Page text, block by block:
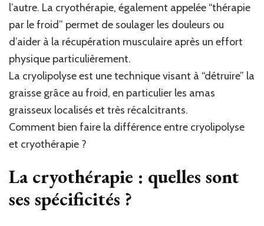
l’autre. La cryothérapie, également appelée “thérapie
par le froid” permet de soulager les douleurs ou
d’aider à la récupération musculaire après un effort
physique particulièrement.
La cryolipolyse est une technique visant à “détruire” la
graisse grâce au froid, en particulier les amas
graisseux localisés et très récalcitrants.
Comment bien faire la différence entre cryolipolyse
et cryothérapie ?
La cryothérapie : quelles sont
ses spécificités ?